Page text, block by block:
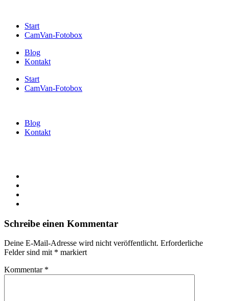
Start
CamVan-Fotobox
Blog
Kontakt
Start
CamVan-Fotobox
Blog
Kontakt
Schreibe einen Kommentar
Deine E-Mail-Adresse wird nicht veröffentlicht. Erforderliche
Felder sind mit * markiert
Kommentar *